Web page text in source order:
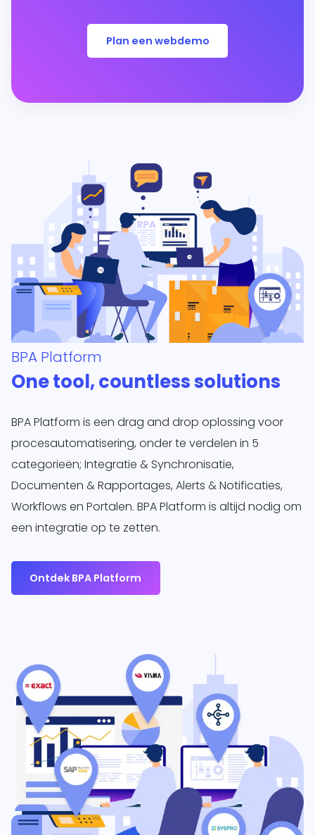
Plan een webdemo
BPA Platform
One tool, countless solutions
BPA Platform is een drag and drop oplossing voor
procesautomatisering, onder te verdelen in 5
categorieën; Integratie & Synchronisatie,
Documenten & Rapportages, Alerts & Notificaties,
Workflows en Portalen. BPA Platform is altijd nodig om
een integratie op te zetten.
Ontdek BPA Platform